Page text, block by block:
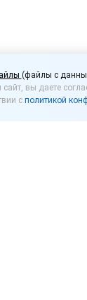
(файлы с
вы даете
с политикой